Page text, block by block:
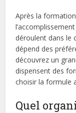
Après la
déroulent dans le
dépend des
découvrez un
dispensent des
choisir la formule
Quel